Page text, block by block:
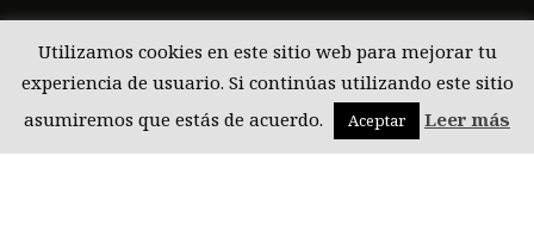
Utilizamos cookies en este sitio web para mejorar tu
experiencia de usuario. Si continúas utilizando este sitio
asumiremos que estás de acuerdo.
Aceptar Leer más